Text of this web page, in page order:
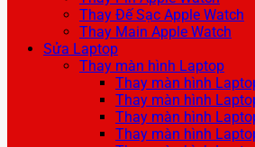
Thay Đế Sạc Apple Watch
Thay Main Apple Watch
Sửa Laptop
Thay màn hình Laptop
Thay màn hình
Thay màn hình
Thay màn hình
Thay màn hình